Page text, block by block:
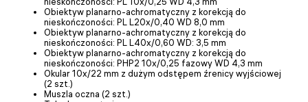
Obiektyw planarno-achromatyczny z korekcją do
nieskończoności: PL L20х/0,40 WD 8,0 mm
Obiektyw planarno-achromatyczny z korekcją do
nieskończoności: PL L40х/0,60 WD: 3,5 mm
Obiektyw planarno-achromatyczny z korekcją do
nieskończoności: PHP2 10x/0,25 fazowy WD 4,3 mm
Okular 10x/22 mm z dużym odstępem źrenicy wyjściowej
(2 szt.)
Muszla oczna (2 szt.)